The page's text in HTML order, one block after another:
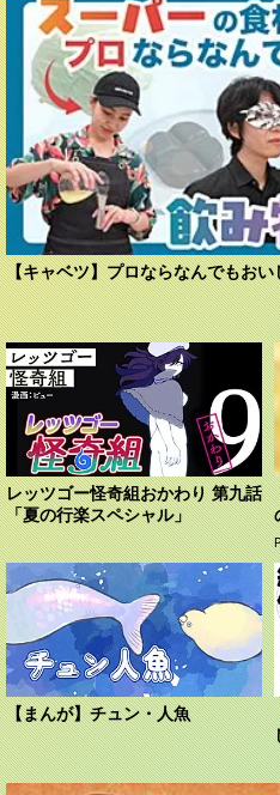
【キャベツ】プロならなんでもお
レッツゴー怪奇組おかわり 第九話
「夏の行楽スペシャル」
【まんが】チュン・人魚